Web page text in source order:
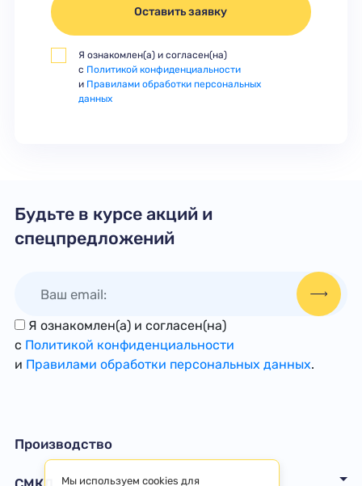
Оставить заявку
Я ознакомлен(а) и согласен(на)
с Политикой конфиденциальности
и Правилами обработки персональных
данных
Будьте в курсе акций и
спецпредложений
Я ознакомлен(а) и согласен(на)
с Политикой конфиденциальности
и Правилами обработки персональных данных.
Производство
Мы используем cookies для